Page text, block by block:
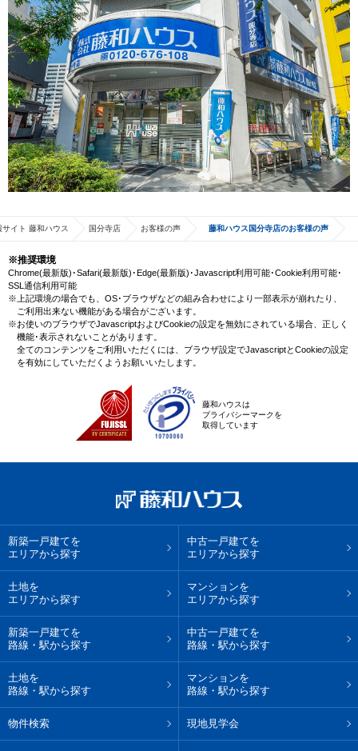
イト 藤和ハウス 国分寺店 お客様の声 藤和ハウス国分寺店のお客様の声
※推奨環境
Chrome(最新版)･Safari(最新版)･Edge(最新版)･Javascript利用可能･Cookie利用可能･
SSL通信利用可能
※上記環境の場合でも、OS･ブラウザなどの組み合わせにより一部表示が崩れたり、
ご利用出来ない機能がある場合がございます。
※お使いのブラウザでJavascriptおよびCookieの設定を無効にされている場合、正しく
機能･表示されないことがあります。
全てのコンテンツをご利用いただくには、ブラウザ設定でJavascriptとCookieの設定
を有効にしていただくようお願いいたします。
藤和ハウスは
プライバシーマークを
取得しています
新築一戸建てを
エリアから探す
中古一戸建てを
エリアから探す
土地を
エリアから探す
マンションを
エリアから探す
新築一戸建てを
路線・駅から探す
中古一戸建てを
路線・駅から探す
土地を
路線・駅から探す
マンションを
路線・駅から探す
物件検索 現地見学会